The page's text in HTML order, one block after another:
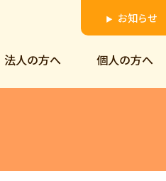
▶ お知らせ
法人の方へ 個人の方へ